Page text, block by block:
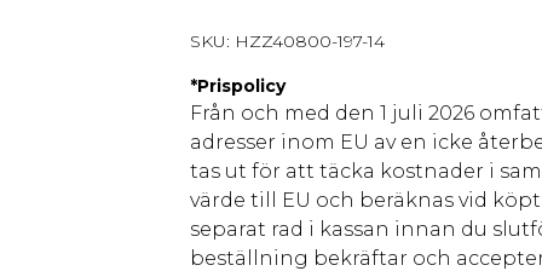
SKU: HZZ40800-197-14
*Prispolicy
Från och med den 1 juli 2026
adresser inom EU av en icke
tas ut för att täcka kostnader i
värde till EU och beräknas vid
separat rad i kassan innan du
beställning bekräftar och